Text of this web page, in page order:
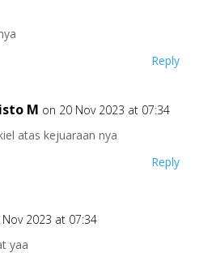
Reply
M on 20 Nov 2023 at 07:34
atas kejuaraan nya
Reply
2023 at 07:34
yaa